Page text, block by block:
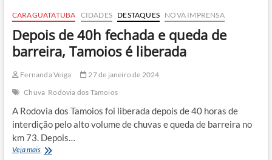
CARAGUATATUBA CIDADES DESTAQUES NOVA IMPRENSA
Depois de 40h fechada e queda de
barreira, Tamoios é liberada
Fernanda Veiga
27 de janeiro de 2024
Chuva Rodovia dos Tamoios
A Rodovia dos Tamoios foi liberada depois de 40 horas de
interdição pelo alto volume de chuvas e queda de barreira no
km 73. Depois…
Veja maisDepois